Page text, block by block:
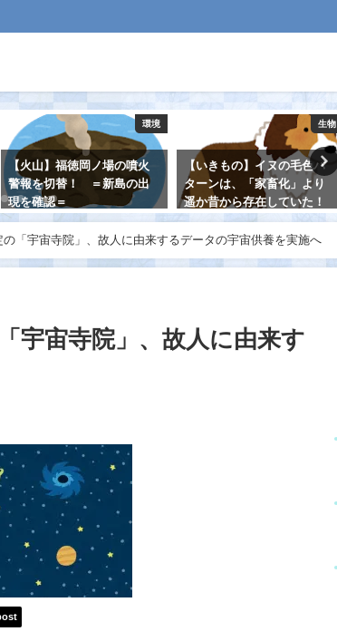
環境
【火山】福徳岡ノ場の噴火
警報を切替！ ＝新島の出
現を確認＝
生物
【いきもの】イヌの毛色パ
ターンは、「家畜化」より
遥か昔から存在していた！
の「宇宙寺院」、故人に由来するデータの宇宙供養を実施へ
宇宙寺院」、故人に由来す